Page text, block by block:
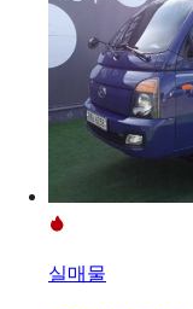
실매물